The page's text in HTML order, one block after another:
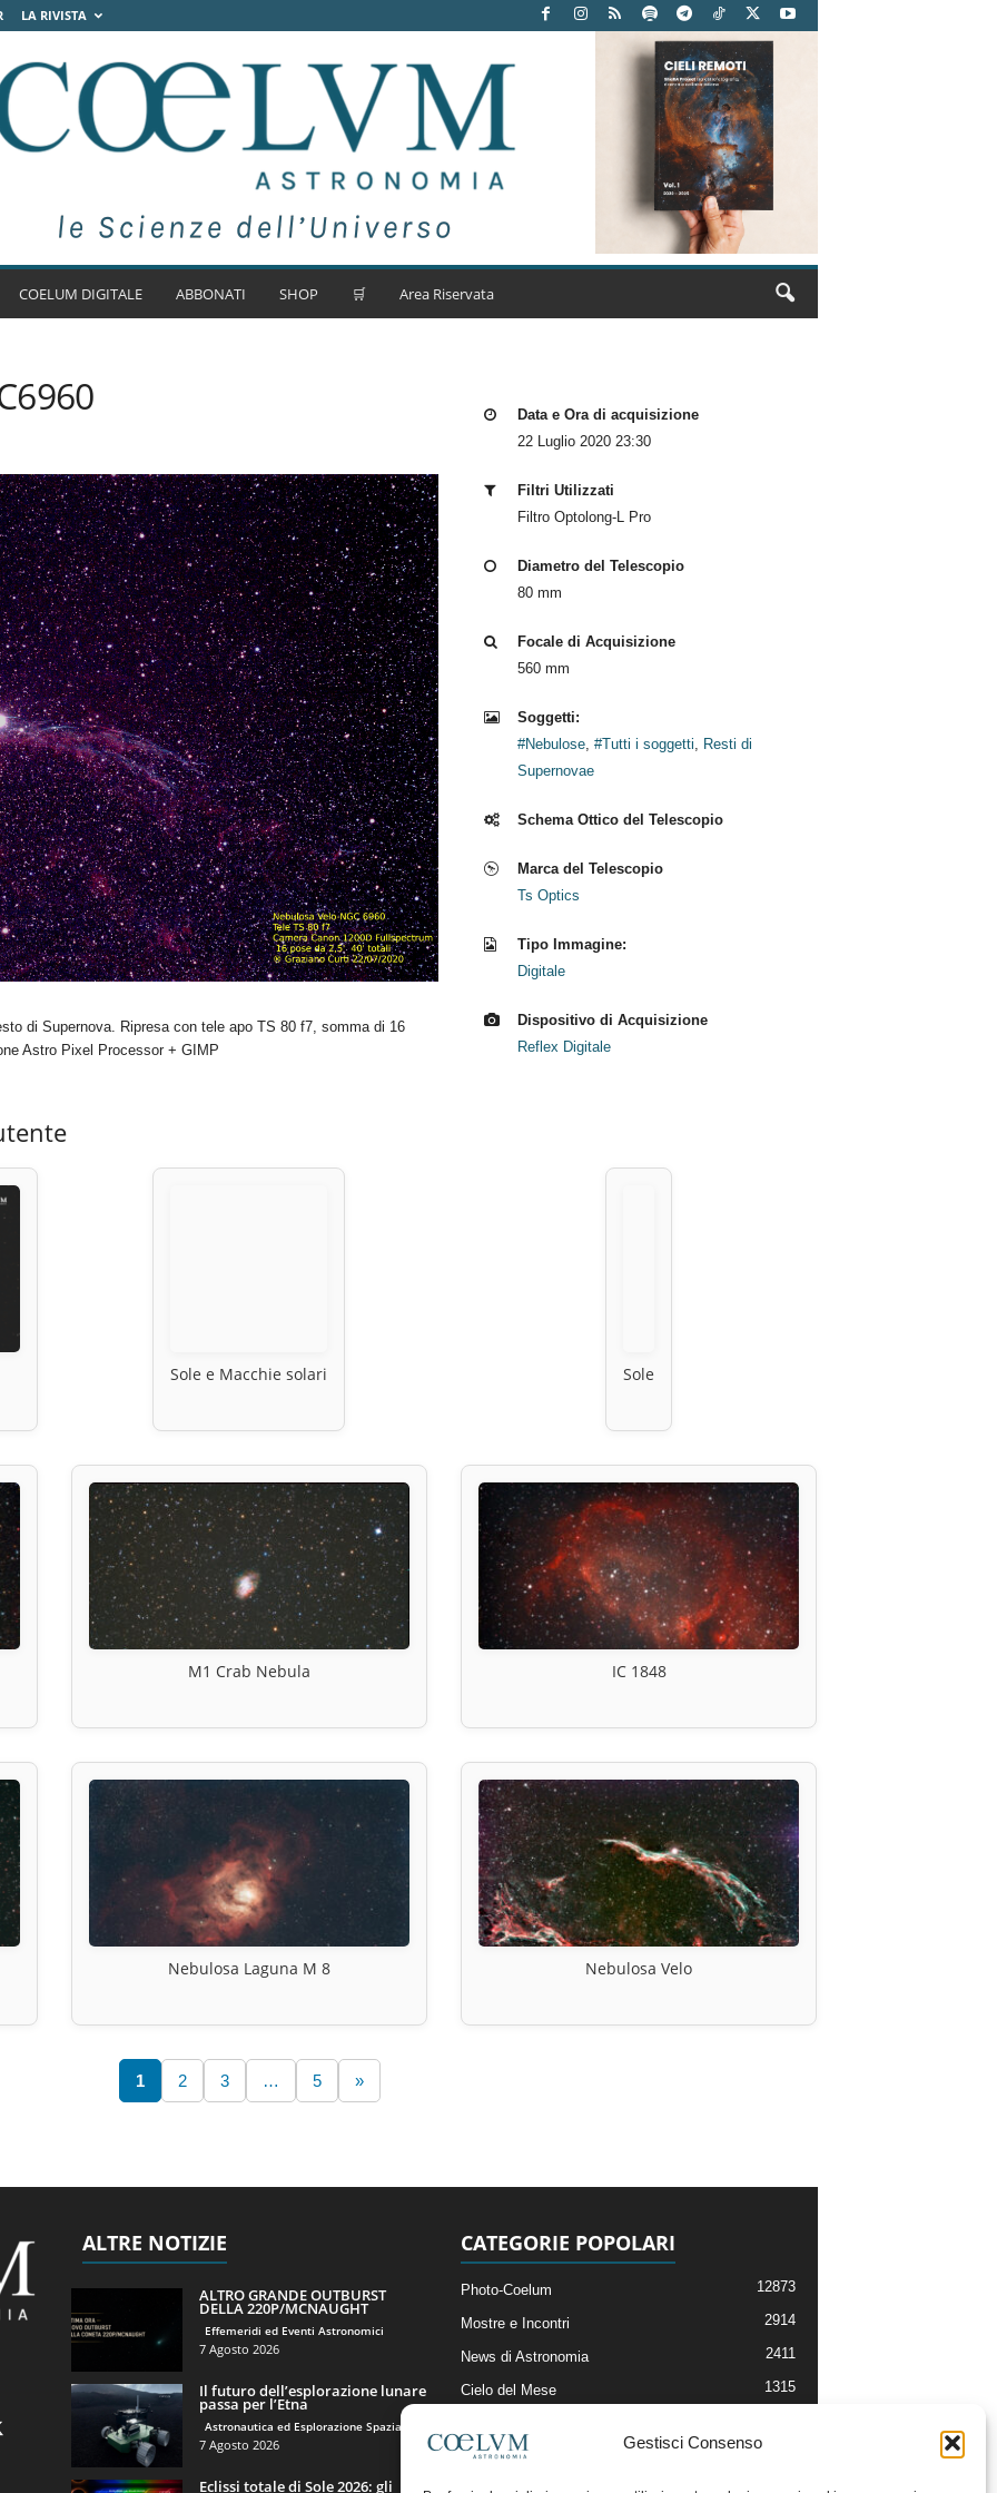
Gestisci Consenso
LA RIVISTA
COELUM DIGITALE ABBONATI SHOP 🛒 Area Riservata
di Supernova. Ripresa con tele apo TS 80 f7, somma di 16
Astro Pixel Processor + GIMP
Data e Ora di acquisizione
22 Luglio 2020 23:30
Filtri Utilizzati
Filtro Optolong-L Pro
Diametro del Telescopio
80 mm
Focale di Acquisizione
560 mm
Soggetti:
#Nebulose, #Tutti i soggetti, Resti di
Supernovae
Schema Ottico del Telescopio
Marca del Telescopio
Ts Optics
Tipo Immagine:
Digitale
Dispositivo di Acquisizione
Reflex Digitale
Sole e Macchie solari Sole
M1 Crab Nebula IC 1848
Nebulosa Laguna M 8 Nebulosa Velo
1 2 3 … 5 »
ALTRE NOTIZIE
ALTRO GRANDE OUTBURST
DELLA 220P/MCNAUGHT
Effemeridi ed Eventi Astronomici
7 Agosto 2026
Il futuro dell’esplorazione lunare
passa per l’Etna
Astronautica ed Esplorazione Spaziale
7 Agosto 2026
Eclissi totale di Sole 2026: gli
CATEGORIE POPOLARI
Photo-Coelum 12873
Mostre e Incontri 2914
News di Astronomia 2411
Cielo del Mese 1315
Articoli e Risorse On-Line